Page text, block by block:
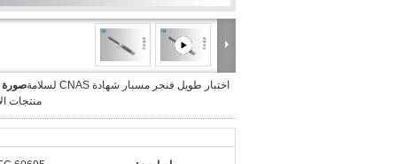
صورةاختبار طويل فنجر مسبار شهادة CNAS لسلامة
منتجات